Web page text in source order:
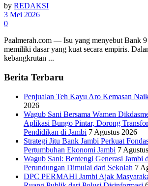
by REDAKSI
3 Mei 2026
0
Paalmerah.com — Isu yang menyebut Bank
memiliki dasar yang kuat secara empiris.
kebangkrutan ...
Berita Terbaru
Penjualan Teh Kayu Aro Kemasan
2026
Wagub Sani Bersama Wamen
Aplikasi Bungo Pintar, Dorong
Pendidikan di Jambi 7 Agustus 2026
Strategi Jitu Bank Jambi Perkuat
Pertumbuhan Ekonomi Jambi 7
Wagub Sani: Bentengi Generasi Jambi
Perundungan Dimulai dari Sekolah 7
DPC PERMAHI Jambi Ajak